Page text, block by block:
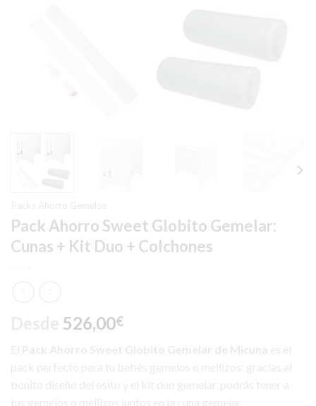
Pack Ahorro Sweet Globito Gemelar:
Cunas + Kit Duo + Colchones
526,00€